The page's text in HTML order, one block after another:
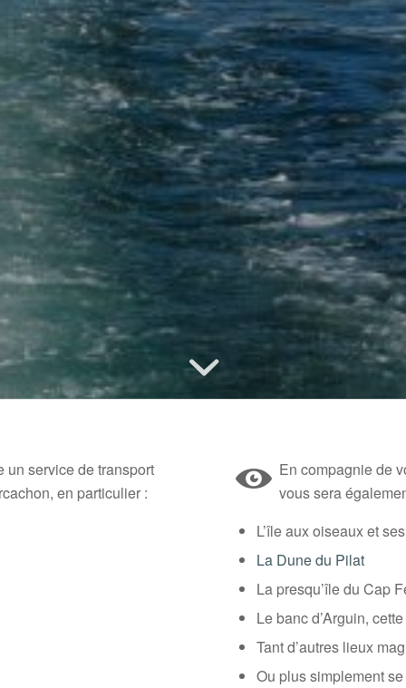
un service de transport
en particulier :
En compagnie de
vous sera
L’île aux oiseaux et
La Dune du Pilat
La presqu’île du Cap
Le banc d’Arguin,
Tant d’autres lieux
Ou plus simplement